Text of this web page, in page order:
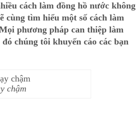
cách làm đồng hồ nước không
cùng tìm hiểu một số cách làm
phương pháp can thiệp làm
chúng tôi khuyến cáo các bạn
chậm